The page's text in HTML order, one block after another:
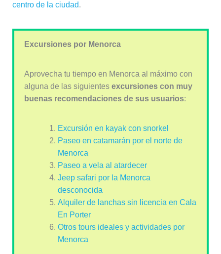
centro de la ciudad.
Excursiones por Menorca
Aprovecha tu tiempo en Menorca al máximo con
alguna de las siguientes excursiones con muy
buenas recomendaciones de sus usuarios:
Excursión en kayak con snorkel
Paseo en catamarán por el norte de
Menorca
Paseo a vela al atardecer
Jeep safari por la Menorca
desconocida
Alquiler de lanchas sin licencia en Cala
En Porter
Otros tours ideales y actividades por
Menorca